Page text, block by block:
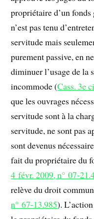
propriétaire d’un fonds
n’est pas tenu
servitude mais
purement passive, en
diminuer l’usage de la
incommode (Cass. 3e
que les ouvrages
servitude sont à la
servitude, ne sont pas
sont devenus
fait du propriétaire du
4 févr. 2009, n° 07-
relève du droit
n° 67-13.985).